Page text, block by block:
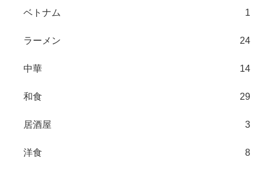
ベトナム 1
ラーメン 24
中華 14
和食 29
居酒屋 3
洋食 8